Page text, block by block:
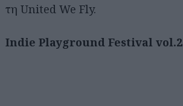
τη United We Fly.
Indie Playground Festival vol.2